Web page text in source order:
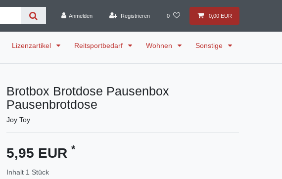
Anmelden Registrieren 0 0,00 EUR
Lizenzartikel Reitsportbedarf Wohnen Sonstige
Brotbox Brotdose Pausenbox
Pausenbrotdose
Joy Toy
5,95 EUR *
Inhalt 1 Stück